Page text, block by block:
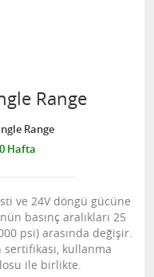
Range
Range
Hafta
ve 24V döngü gücüne
basınç aralıkları 25
psi) arasında değişir.
sertifikası, kullanma
ile birlikte.